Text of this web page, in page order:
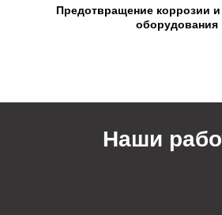
Предотвращение коррозии
оборудования
Наши